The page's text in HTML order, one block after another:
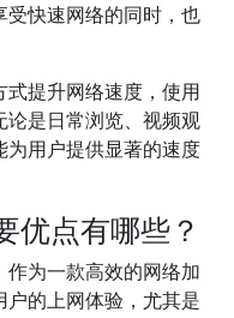
受快速网络的同时，也
提升网络速度，使用
论是日常浏览、视频观
用户提供显著的速度
优点有哪些？
作为一款高效的网络加
的上网体验，尤其是